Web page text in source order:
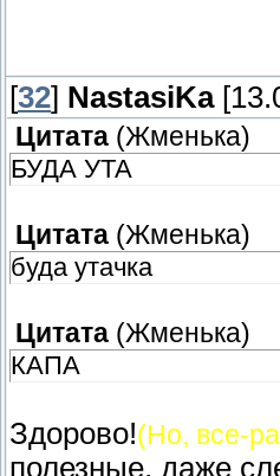
[32] NastasiKa
Цитата (Жменька)
БУДА УТА
Цитата (Жменька)
буда утачка
Цитата (Жменька)
КАПА
Здорово!(Но, все-
полезные, даже